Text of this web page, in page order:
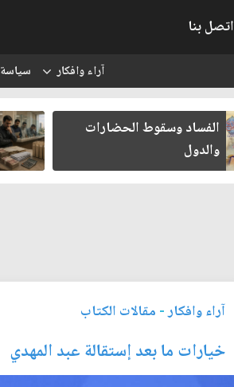
اتصل بنا
آراء وافكار سياسة
الفساد وسقوط الحضارات
والدول
آراء وافكار- مقالات الكتاب
خيارات ما بعد إستقالة عبد المهدي